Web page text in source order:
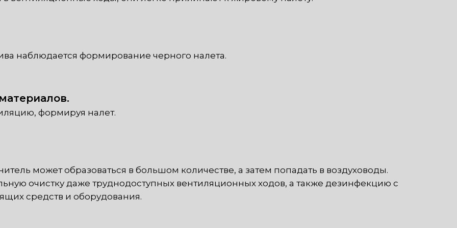
наблюдается формирование черного налета.
формируя налет.
может образоваться в большом количестве, а затем попадать в воздуховоды.
очистку даже труднодоступных вентиляционных ходов, а также дезинфекцию с
средств и оборудования.